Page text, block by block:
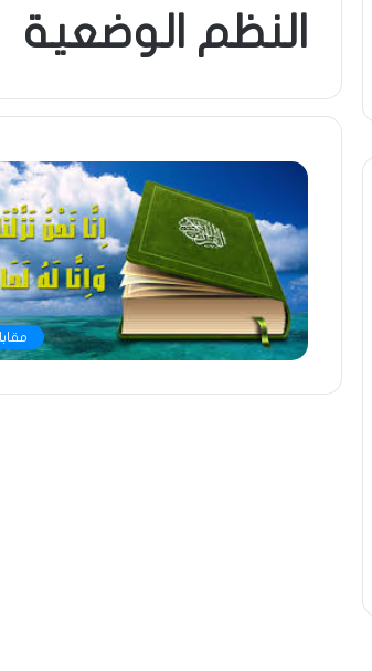
النظم الوضعية